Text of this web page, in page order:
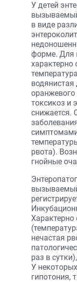
У детей
в виде
форме. Для
характерно
водянистая
оранжевого
токсикоз и
снижается.
рвота).
гнойные
Характерно
нечастая
раз в
У
гипотония,